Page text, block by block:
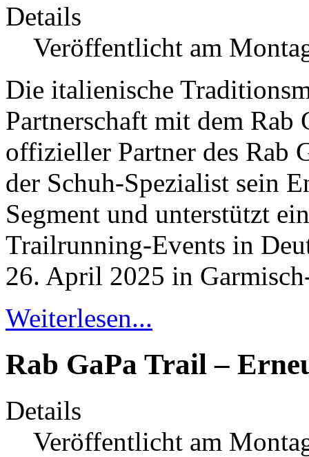
Details
Veröffentlicht am
Die italienische
Partnerschaft mit dem
offizieller Partner des Rab
der Schuh-Spezialist sein
Segment und unterstützt
Trailrunning-Events in
26. April 2025 in
Weiterlesen...
Rab GaPa Trail –
Details
Veröffentlicht am